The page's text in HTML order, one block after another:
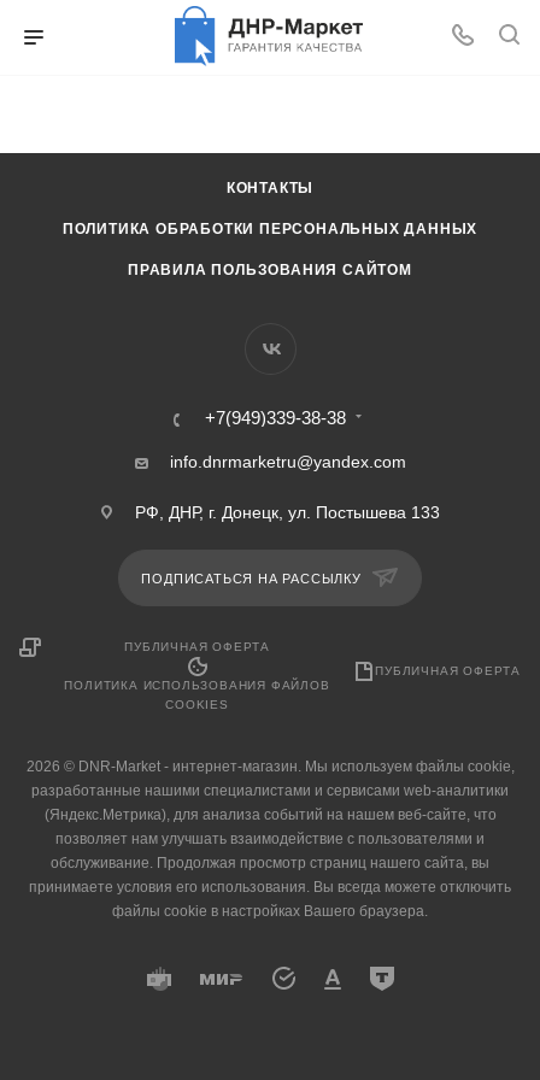
КОНТАКТЫ
ПОЛИТИКА ОБРАБОТКИ ПЕРСОНАЛЬНЫХ ДАННЫХ
ПРАВИЛА ПОЛЬЗОВАНИЯ САЙТОМ
+7(949)339-38-38
info.dnrmarketru@yandex.com
РФ, ДНР, г. Донецк, ул. Постышева 133
ПОДПИСАТЬСЯ НА РАССЫЛКУ
ПУБЛИЧНАЯ ОФЕРТА
ПОЛИТИКА ИСПОЛЬЗОВАНИЯ ФАЙЛОВ
COOKIES
ПУБЛИЧНАЯ ОФЕРТА
2026 © DNR-Market - интернет-магазин. Мы используем файлы cookie,
разработанные нашими специалистами и сервисами web-аналитики
(Яндекс.Метрика), для анализа событий на нашем веб-сайте, что
позволяет нам улучшать взаимодействие с пользователями и
обслуживание. Продолжая просмотр страниц нашего сайта, вы
принимаете условия его использования. Вы всегда можете отключить
файлы cookie в настройках Вашего браузера.